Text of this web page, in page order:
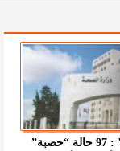
" الصحة " : 97 حالة “حصبة”